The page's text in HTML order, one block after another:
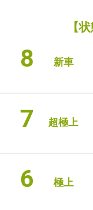
【
8 新車
7 超極上
6 極上